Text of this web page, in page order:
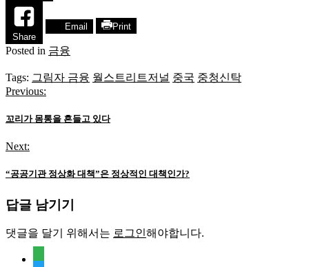
Share
Email Print
Posted in 금융
Tags: 그림자 금융 월스트리트저널 중국 중청신탁
글
탐
색
Previous:
꼬리가 몸통을 흔들고 있다
Next:
“공공기관 정상화 대책”은 정상적인 대책인가?
답글 남기기
댓글을 달기 위해서는 로그인해야합니다.